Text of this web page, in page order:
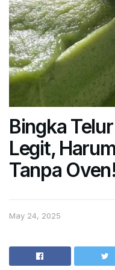
Bingka
Legit,
Tanpa Oven!
May 24, 2025